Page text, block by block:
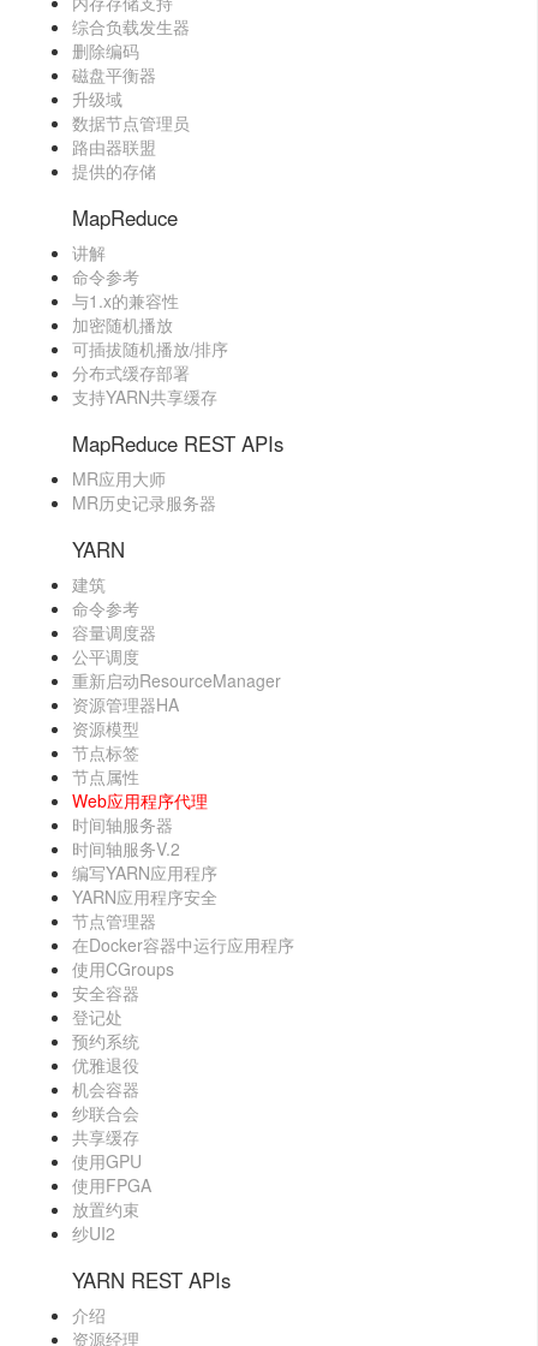
综合负载发生器
删除编码
磁盘平衡器
升级域
数据节点管理员
路由器联盟
提供的存储
MapReduce
讲解
命令参考
与1.x的兼容性
加密随机播放
可插拔随机播放/排序
分布式缓存部署
支持YARN共享缓存
MapReduce REST APIs
MR应用大师
MR历史记录服务器
YARN
建筑
命令参考
容量调度器
公平调度
重新启动ResourceManager
资源管理器HA
资源模型
节点标签
节点属性
Web应用程序代理
时间轴服务器
时间轴服务V.2
编写YARN应用程序
YARN应用程序安全
节点管理器
在Docker容器中运行应用程序
使用CGroups
安全容器
登记处
预约系统
优雅退役
机会容器
纱联合会
共享缓存
使用GPU
使用FPGA
放置约束
纱UI2
YARN REST APIs
介绍
资源经理